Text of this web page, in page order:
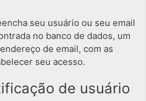
seu usuário ou seu email
no banco de dados, um
de email, com as
seu acesso.
de usuário